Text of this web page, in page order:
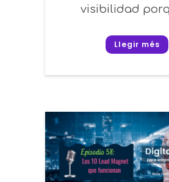
visibilidad
Llegir més